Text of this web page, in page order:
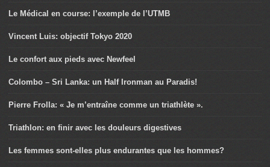
Le Médical en course: l’exemple de l’UTMB
Vincent Luis: objectif Tokyo 2020
Le confort aux pieds avec Newfeel
Colombo – Sri Lanka: un Half Ironman au Paradis!
Pierre Frolla: « Je m’entraîne comme un triathlète ».
Triathlon: en finir avec les douleurs digestives
Les femmes sont-elles plus endurantes que les hommes?